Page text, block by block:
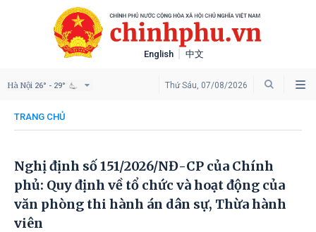
English 中文
Thứ Sáu, 07/08/2026
Hà Nội 26° - 29°
TRANG CHỦ
Nghị định số 151/2026/NĐ-CP của Chính
phủ: Quy định về tổ chức và hoạt động của
văn phòng thi hành án dân sự, Thừa hành
viên